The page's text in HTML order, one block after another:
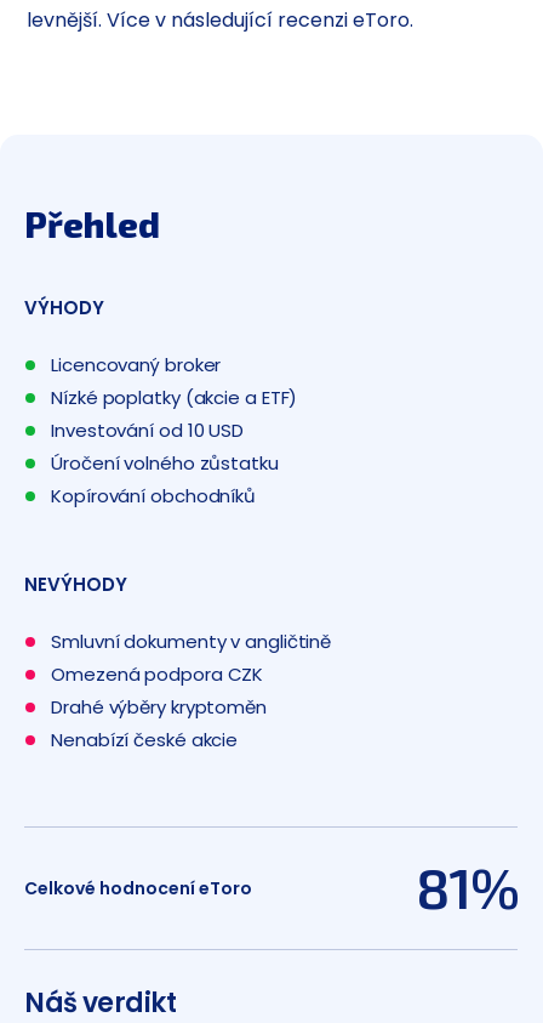
levnější. Více v následující recenzi eToro.
Přehled
VÝHODY
Licencovaný broker
Nízké poplatky (akcie a ETF)
Investování od 10 USD
Úročení volného zůstatku
Kopírování obchodníků
NEVÝHODY
Smluvní dokumenty v angličtině
Omezená podpora CZK
Drahé výběry kryptoměn
Nenabízí české akcie
Celkové hodnocení eToro 81%
Náš verdikt